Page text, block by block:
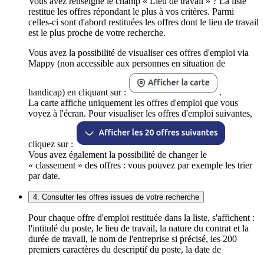
restitue les offres répondant le plus à vos critères. Parmi
celles-ci sont d'abord restituées les offres dont le lieu de travail
est le plus proche de votre recherche.
Vous avez la possibilité de visualiser ces offres d'emploi via
Mappy (non accessible aux personnes en situation de
handicap) en cliquant sur :
.
La carte affiche uniquement les offres d'emploi que vous
voyez à l'écran. Pour visualiser les offres d'emploi suivantes,
cliquez sur :
Vous avez également la possibilité de changer le
« classement » des offres : vous pouvez par exemple les trier
par date.
4. Consulter les offres issues de votre recherche
Pour chaque offre d'emploi restituée dans la liste, s'affichent :
l'intitulé du poste, le lieu de travail, la nature du contrat et la
durée de travail, le nom de l'entreprise si précisé, les 200
premiers caractères du descriptif du poste, la date de